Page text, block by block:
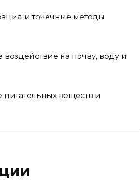
и точечные методы
на почву, воду и
веществ и